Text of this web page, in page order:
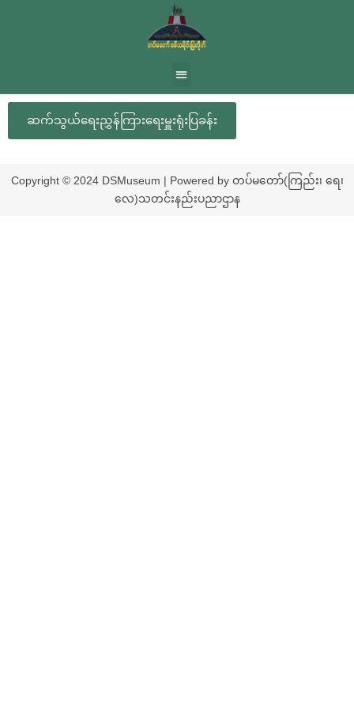
ဆက်သွယ်ရေးညွှန်ကြားရေးမှူးရုံးပြခန်း
Copyright © 2024 DSMuseum | Powered by တပ်မတော်(ကြည်း၊ ရေ၊
လေ)သတင်းနည်းပညာဌာန